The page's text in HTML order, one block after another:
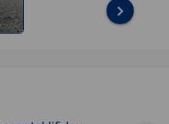
keyboard_arrow_right